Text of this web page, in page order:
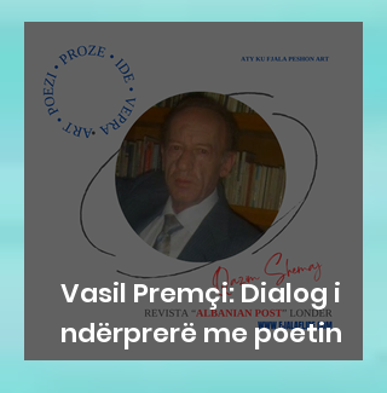
Vasil Premçi: Dialog i
ndërprerë me poetin
Qazim Shemaj